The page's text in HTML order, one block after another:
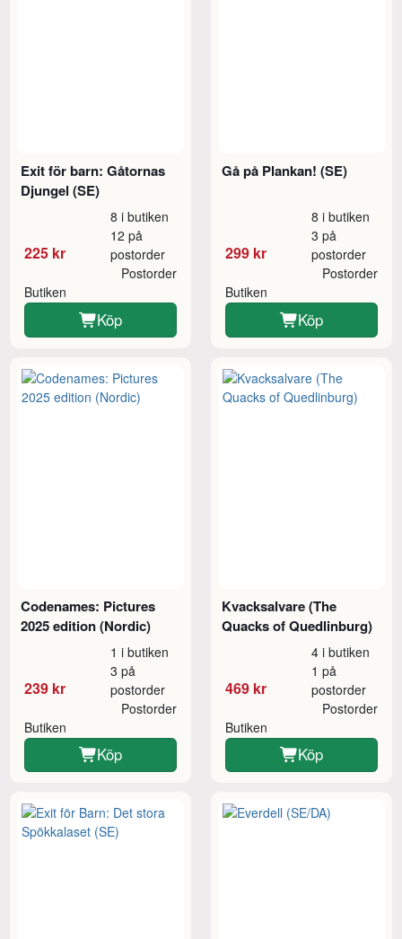
Exit för barn: Gåtornas
Djungel (SE)
225 kr
8 i butiken
12 på
postorder
Butiken
Postorder
Köp
Gå på Plankan! (SE)
299 kr
8 i butiken
3 på
postorder
Butiken
Postorder
Köp
Codenames: Pictures
2025 edition (Nordic)
239 kr
1 i butiken
3 på
postorder
Butiken
Postorder
Köp
Kvacksalvare (The
Quacks of Quedlinburg)
469 kr
4 i butiken
1 på
postorder
Butiken
Postorder
Köp